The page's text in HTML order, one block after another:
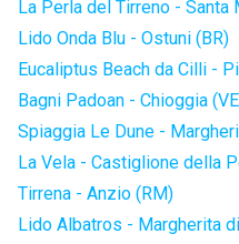
La Perla del Tirreno - Santa
Lido Onda Blu - Ostuni (BR)
Eucaliptus Beach da Cilli -
Bagni Padoan - Chioggia
Spiaggia Le Dune -
La Vela - Castiglione della
Tirrena - Anzio (RM)
Lido Albatros - Margherita